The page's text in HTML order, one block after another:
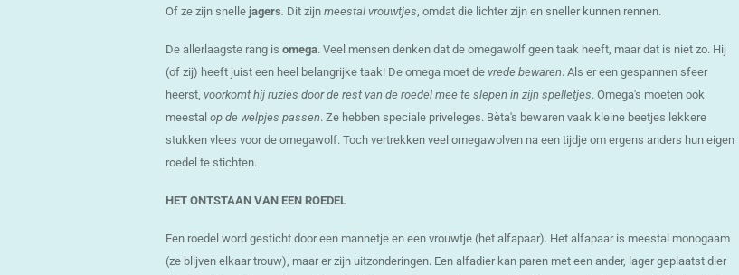
Of ze zijn snelle jagers. Dit zijn meestal vrouwtjes, omdat die lichter zijn en sneller kunnen rennen.
De allerlaagste rang is omega. Veel mensen denken dat de omegawolf geen taak heeft, maar dat is niet zo. Hij
(of zij) heeft juist een heel belangrijke taak! De omega moet de vrede bewaren. Als er een gespannen sfeer
heerst, voorkomt hij ruzies door de rest van de roedel mee te slepen in zijn spelletjes. Omega's moeten ook
meestal op de welpjes passen. Ze hebben speciale priveleges. Bèta's bewaren vaak kleine beetjes lekkere
stukken vlees voor de omegawolf. Toch vertrekken veel omegawolven na een tijdje om ergens anders hun eigen
roedel te stichten.
HET ONTSTAAN VAN EEN ROEDEL
Een roedel word gesticht door een mannetje en een vrouwtje (het alfapaar). Het alfapaar is meestal monogaam
(ze blijven elkaar trouw), maar er zijn uitzonderingen. Een alfadier kan paren met een ander, lager geplaatst dier